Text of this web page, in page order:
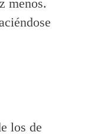
menos.
los de